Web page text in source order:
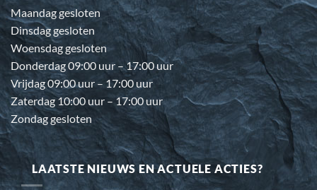
Maandag gesloten
Dinsdag gesloten
Woensdag gesloten
Donderdag 09:00 uur – 17:00 uur
Vrijdag 09:00 uur – 17:00 uur
Zaterdag 10:00 uur – 17:00 uur
Zondag gesloten
LAATSTE NIEUWS EN ACTUELE ACTIES?